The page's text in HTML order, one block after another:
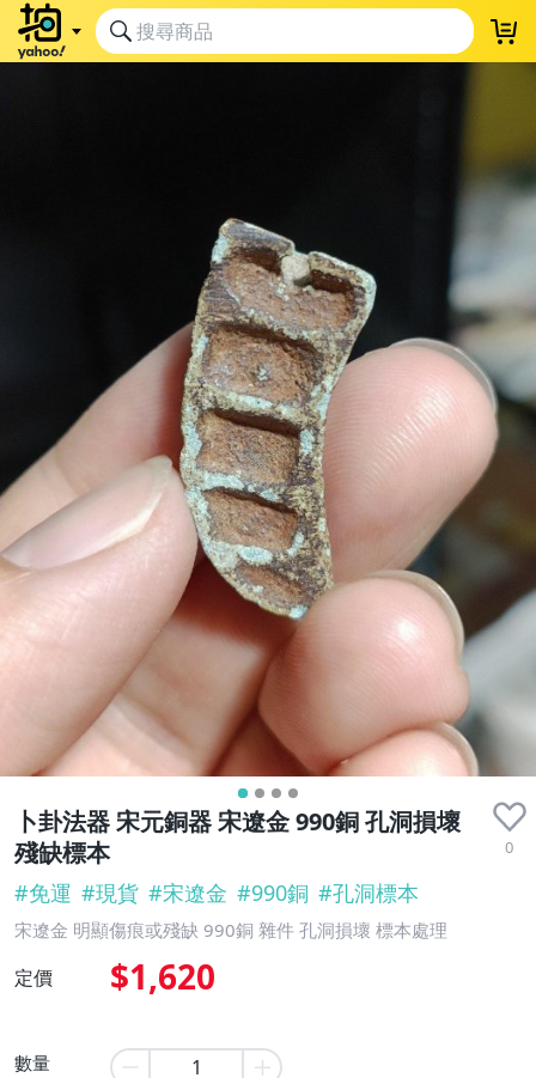
卜卦法器 宋元銅器 宋遼金 990銅 孔洞損壞
殘缺標本
0
#免運 #現貨 #宋遼金 #990銅 #孔洞標本
宋遼金 明顯傷痕或殘缺 990銅 雜件 孔洞損壞 標本處理
定價 $1,620
數量